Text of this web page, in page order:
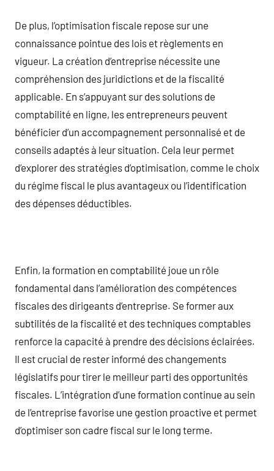
De plus, l’optimisation fiscale repose sur une
connaissance pointue des lois et règlements en
vigueur. La création d’entreprise nécessite une
compréhension des juridictions et de la fiscalité
applicable. En s’appuyant sur des solutions de
comptabilité en ligne, les entrepreneurs peuvent
bénéficier d’un accompagnement personnalisé et de
conseils adaptés à leur situation. Cela leur permet
d’explorer des stratégies d’optimisation, comme le choix
du régime fiscal le plus avantageux ou l’identification
des dépenses déductibles.
Enfin, la formation en comptabilité joue un rôle
fondamental dans l’amélioration des compétences
fiscales des dirigeants d’entreprise. Se former aux
subtilités de la fiscalité et des techniques comptables
renforce la capacité à prendre des décisions éclairées.
Il est crucial de rester informé des changements
législatifs pour tirer le meilleur parti des opportunités
fiscales. L’intégration d’une formation continue au sein
de l’entreprise favorise une gestion proactive et permet
d’optimiser son cadre fiscal sur le long terme.